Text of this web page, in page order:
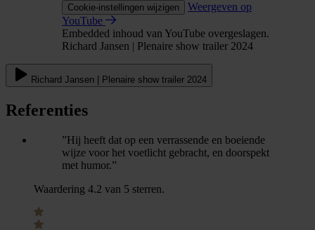
Cookie-instellingen wijzigen
Weergeven op
YouTube
Embedded inhoud van YouTube overgeslagen.
Richard Jansen | Plenaire show trailer 2024
Richard Jansen | Plenaire show trailer 2024
Referenties
”Hij heeft dat op een verrassende en boeiende
wijze voor het voetlicht gebracht, en doorspekt
met humor.”
Waardering 4.2 van 5 sterren.